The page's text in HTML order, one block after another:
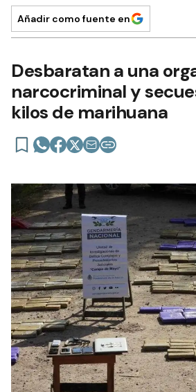
Añadir como fuente en
Desbaratan a una
narcocriminal y
kilos de marihuana